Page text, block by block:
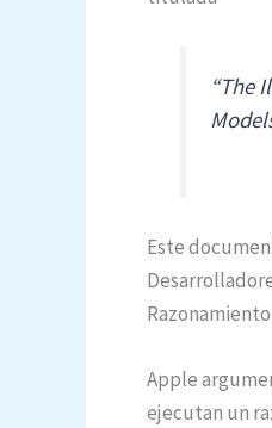
“The
Este
Apple
ejecutan un